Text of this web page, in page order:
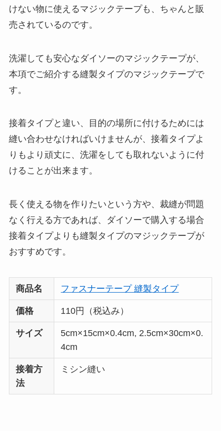
けない物に使えるマジックテープも、ちゃんと販
売されているのです。
洗濯しても安心なダイソーのマジックテープが、
本項でご紹介する縫製タイプのマジックテープで
す。
接着タイプと違い、目的の場所に付けるためには
縫い合わせなければいけませんが、接着タイプよ
りもより頑丈に、洗濯をしても取れないように付
けることが出来ます。
長く使える物を作りたいという方や、裁縫が問題
なく行える方であれば、ダイソーで購入する場合
接着タイプよりも縫製タイプのマジックテープが
おすすめです。
商品名 ファスナーテープ 縫製タイプ
価格 110円（税込み）
サイズ
5cm×15cm×0.4cm, 2.5cm×30cm×0.
4cm
接着方
法
ミシン縫い